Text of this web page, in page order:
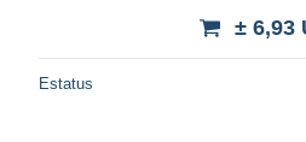
± 6,93
Estatus